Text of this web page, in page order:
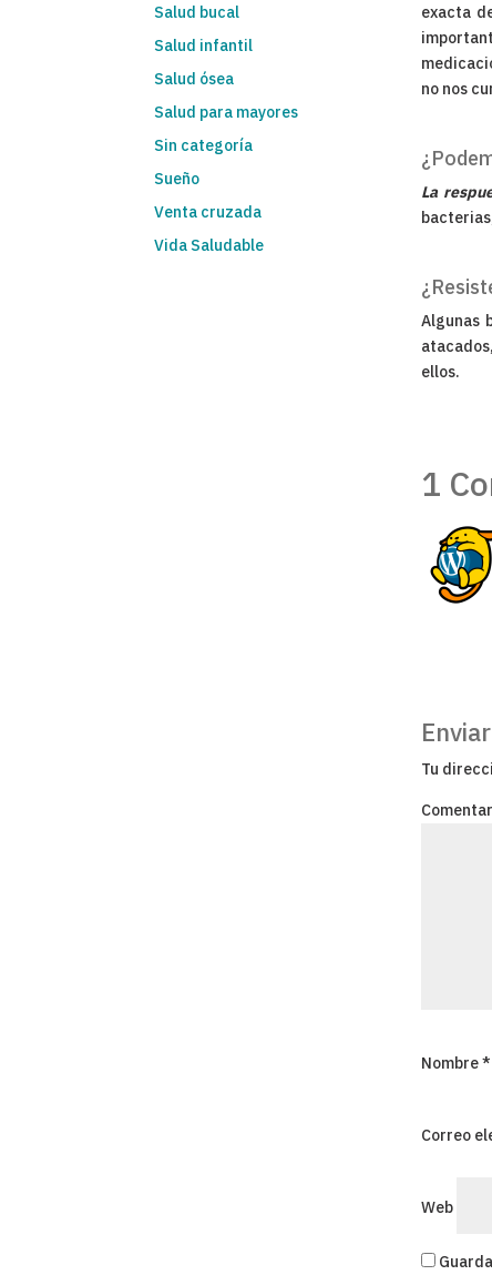
exacta
no nos
La
Algunas
ellos.
1
Tu
Nombre*
Correo
Web
Salud bucal
Salud infantil
Salud ósea
Salud para mayores
Sin categoría
Sueño
Venta cruzada
Vida Saludable